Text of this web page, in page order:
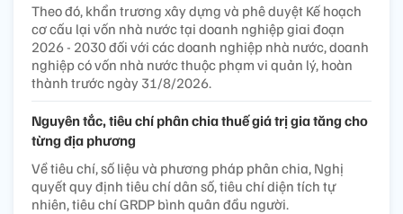
Theo đó, khẩn trương xây dựng và phê duyệt Kế hoạch
cơ cấu lại vốn nhà nước tại doanh nghiệp giai đoạn
2026 - 2030 đối với các doanh nghiệp nhà nước, doanh
nghiệp có vốn nhà nước thuộc phạm vi quản lý, hoàn
thành trước ngày 31/8/2026.
Nguyên tắc, tiêu chí phân chia thuế giá trị gia tăng cho
từng địa phương
Về tiêu chí, số liệu và phương pháp phân chia, Nghị
quyết quy định tiêu chí dân số, tiêu chí diện tích tự
nhiên, tiêu chí GRDP bình quân đầu người.